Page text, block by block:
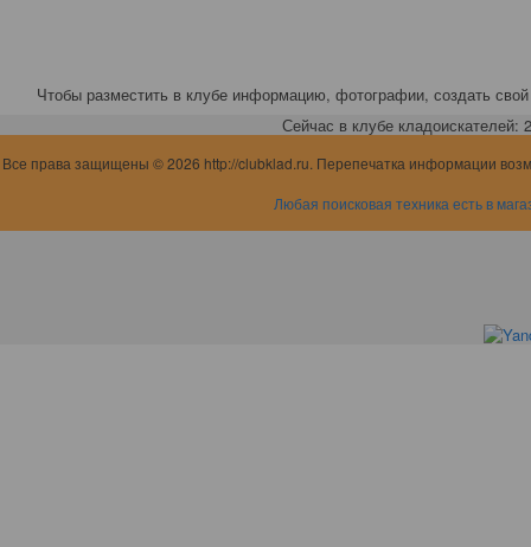
Чтобы разместить в клубе информацию, фотографии, создать свой
Сейчас в клубе кладоискателей:
Все права защищены © 2026 http://clubklad.ru. Перепечатка информации
Любая поисковая техника есть в